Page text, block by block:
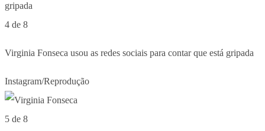
4 de 8
Virginia Fonseca usou as redes sociais para contar que está gripada
Instagram/Reprodução
5 de 8